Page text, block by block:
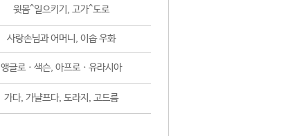
윗몸^일으키기, 고가^도로
사랑손님과 어머니, 이솝 우화
앵글로ㆍ색슨, 아프로ㆍ유라시아
가다, 가냘프다, 도라지, 고드름